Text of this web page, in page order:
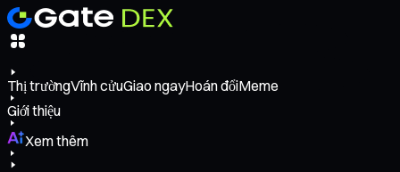
Thị trườngVĩnh cửuGiao ngayHoán đổiMeme
Giới thiệu
Xem thêm